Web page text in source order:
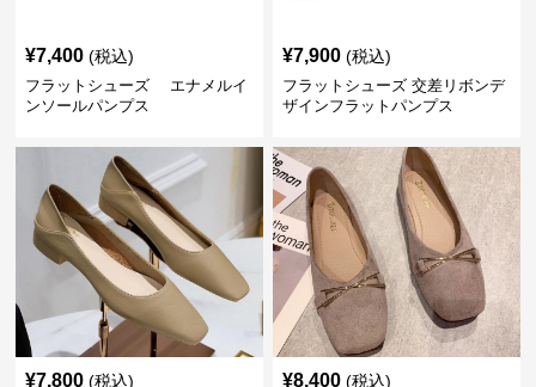
¥7,400 (税込)
フラットシューズ エナメルイ
ンソールパンプス
¥7,900 (税込)
フラットシューズ 交差リボンデ
ザインフラットパンプス
¥7,800 (税込) ¥8,400 (税込)